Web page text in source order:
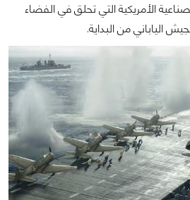
الأمريكية التي تحلق في الفضاء
الياباني من البداية.